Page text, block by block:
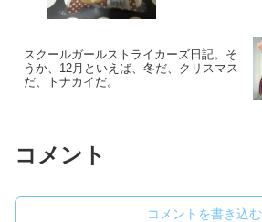
スクールガールストライカーズ日記。そ
うか、12月といえば、冬だ、クリスマス
だ、トナカイだ。
コメント
コメントを書き込む